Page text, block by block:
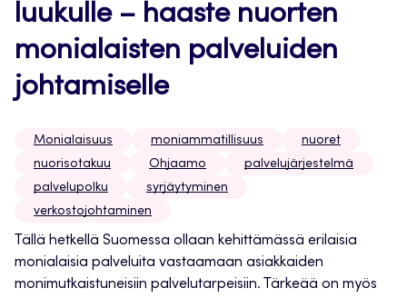
luukulle – haaste nuorten
monialaisten palveluiden
johtamiselle
Monialaisuus moniammatillisuus
nuoret
nuorisotakuu
Ohjaamo
palvelujärjestelmä
palvelupolku
syrjäytyminen
verkostojohtaminen
Tällä hetkellä Suomessa ollaan kehittämässä erilaisia
monialaisia palveluita vastaamaan asiakkaiden
monimutkaistuneisiin palvelutarpeisiin. Tärkeää on myös